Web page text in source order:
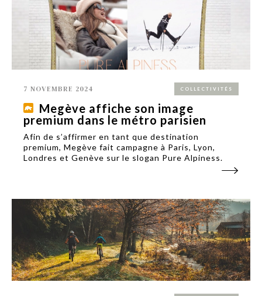
7 NOVEMBRE 2024 COLLECTIVITÉS
Megève affiche son image
premium dans le métro parisien
Afin de s’affirmer en tant que destination
premium, Megève fait campagne à Paris, Lyon,
Londres et Genève sur le slogan Pure Alpiness.